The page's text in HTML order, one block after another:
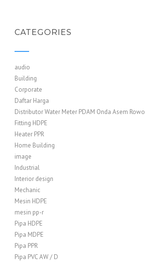
CATEGORIES
audio
Building
Corporate
Daftar Harga
Distributor Water Meter PDAM Onda Asem Rowo
Fitting HDPE
Heater PPR
Home Building
image
Industrial
Interior design
Mechanic
Mesin HDPE
mesin pp-r
Pipa HDPE
Pipa MDPE
Pipa PPR
Pipa PVC AW / D